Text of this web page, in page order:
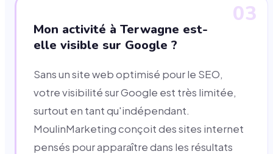
03
Mon activité à Terwagne est-
elle visible sur Google ?
Sans un site web optimisé pour le SEO,
votre visibilité sur Google est très limitée,
surtout en tant qu'indépendant.
MoulinMarketing conçoit des sites internet
pensés pour apparaître dans les résultats